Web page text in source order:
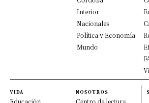
Interior
Nacionales
Política y Economía
Mundo
VIDA
Educación
NOSOTROS
Centro de lectura